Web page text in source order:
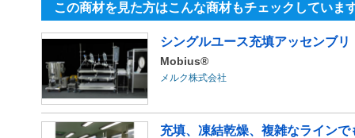
この商材を見た方はこんな商材もチェックしていま
シングルユース充填アッセンブリ
Mobius®
メルク株式会社
充填、凍結乾燥、複雑なライン